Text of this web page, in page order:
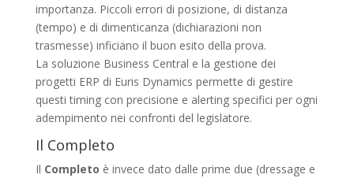
importanza. Piccoli errori di posizione, di distanza
(tempo) e di dimenticanza (dichiarazioni non
trasmesse) inficiano il buon esito della prova.
La soluzione Business Central e la gestione dei
progetti ERP di Euris Dynamics permette di gestire
questi timing con precisione e alerting specifici per ogni
adempimento nei confronti del legislatore.
Il Completo
Il Completo è invece dato dalle prime due (dressage e